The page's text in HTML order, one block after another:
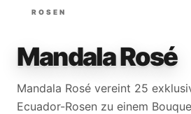
ROSEN
Mandala Rosé
Mandala Rosé vereint 25
Ecuador-Rosen zu einem